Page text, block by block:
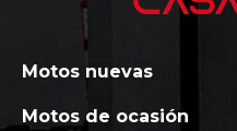
Motos nuevas
Motos de ocasión